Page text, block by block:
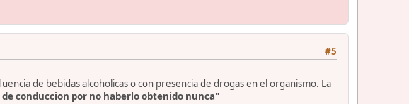
#5
de bebidas alcoholicas o con presencia de drogas en el organismo. La
conduccion por no haberlo obtenido nunca"